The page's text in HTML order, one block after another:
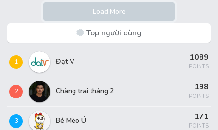
Load More
Top người dùng
1 Đạt V 1089
POINTS
2 Chàng trai tháng 2 198
POINTS
3 Bé Mèo Ú 171
POINTS